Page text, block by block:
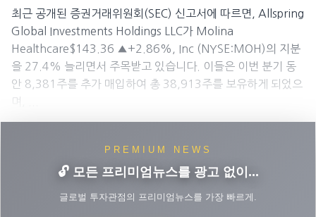
최근 공개된 증권거래위원회(SEC) 신고서에 따르면, Allspring
Global Investments Holdings LLC가 Molina
Healthcare$143.36 ▲+2.86%, Inc (NYSE:MOH)의 지분
을 27.4% 늘리면서 주목받고 있습니다. 이들은 이번 분기 동
안 8,381주를 추가 매입하여 총 38,913주를 보유하게 되었으
PREMIUM NEWS
🔓 모든 프리미엄뉴스를 광고 없이...
글로벌 투자관점의 프리미엄뉴스를 가장 빠르게.